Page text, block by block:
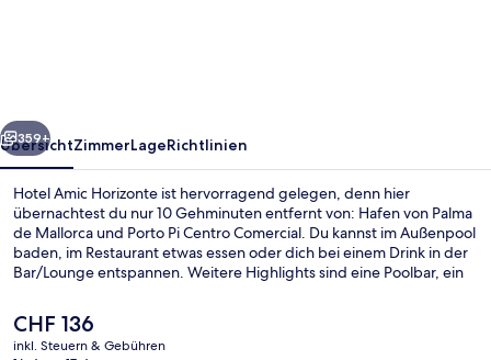
Weiter
359+
ÜbersichtZimmerLageRichtlinien
Hotel Amic Horizonte ist hervorragend gelegen, denn hier
übernachtest du nur 10 Gehminuten entfernt von: Hafen von Palma
de Mallorca und Porto Pi Centro Comercial. Du kannst im Außenpool
baden, im Restaurant etwas essen oder dich bei einem Drink in der
Bar/Lounge entspannen. Weitere Highlights sind eine Poolbar, ein
Gutes über das hilfsbereite Personal zu berichten.
Der
aktuelle
CHF 136
inkl. Steuern & Gebühren